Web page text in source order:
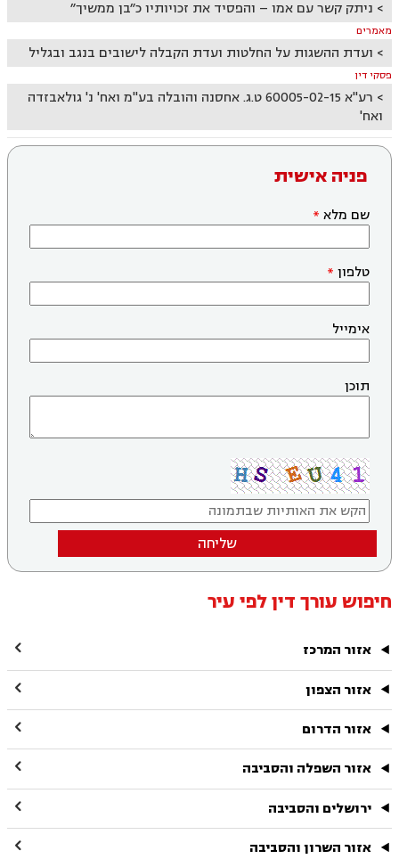
ניתק קשר עם אמו – והפסיד את זכויותיו כ״בן ממשיך״
מאמרים
ועדת ההשגות על החלטות ועדת הקבלה לישובים בנגב ובגליל
פסקי דין
רע"א 60005-02-15 ט.ג. אחסנה והובלה בע"מ ואח' נ' גולאבזדה
ואח'
פניה אישית
שם מלא
טלפון
אימייל
תוכן
שליחה
חיפוש עורך דין לפי עיר
אזור המרכז 
אזור הצפון 
אזור הדרום 
אזור השפלה והסביבה 
ירושלים והסביבה 
אזור השרון והסביבה 